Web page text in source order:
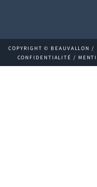
COPYRIGHT © BEAUVALLON
CONFIDENTIALITÉ /